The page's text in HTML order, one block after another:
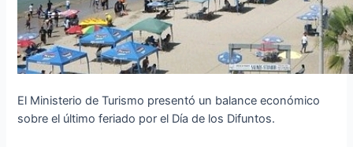
El Ministerio de Turismo presentó un balance económico
sobre el último feriado por el Día de los Difuntos.